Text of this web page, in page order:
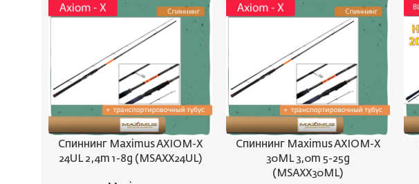
Спиннинг Maximus AXIOM-X
24UL 2,4m 1-8g (MSAXX24UL)
Спиннинг Maximus AXIOM-X
30ML 3,0m 5-25g
(MSAXX30ML)